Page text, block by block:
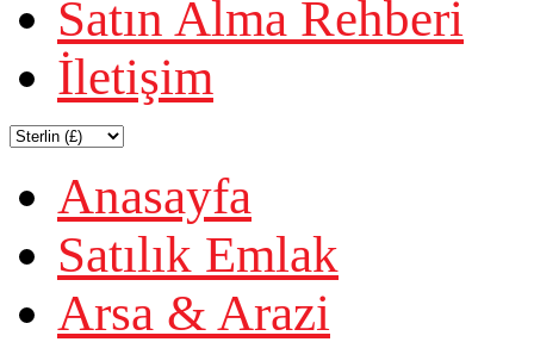
Satın Alma Rehberi
İletişim
Anasayfa
Satılık Emlak
Arsa & Arazi